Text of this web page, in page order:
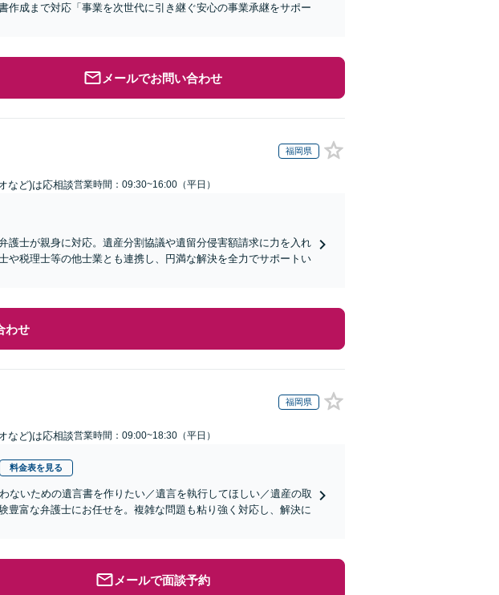
作成まで対応「事業を次世代に引き継ぐ安心の事業承継をサポー
メールでお問い合わせ
福岡県
など)は応相談営業時間：09:30~16:00（平日）
護士が親身に対応。遺産分割協議や遺留分侵害額請求に力を入れ
や税理士等の他士業とも連携し、円満な解決を全力でサポートい
わせ
福岡県
など)は応相談営業時間：09:00~18:30（平日）
料金表を見る
ないための遺言書を作りたい／遺言を執行してほしい／遺産の取
豊富な弁護士にお任せを。複雑な問題も粘り強く対応し、解決に
メールで面談予約